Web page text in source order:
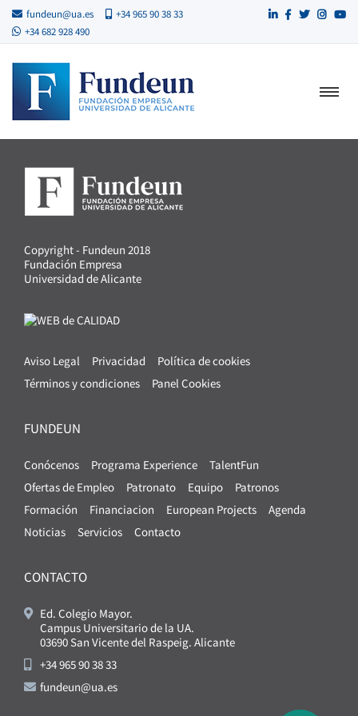
fundeun@ua.es
+34 965 90 38 33
+34 682 928 490
Copyright - Fundeun 2018
Fundación Empresa
Universidad de Alicante
Aviso Legal Privacidad
Política de cookies
Términos y condiciones
Panel Cookies
FUNDEUN
Conócenos Programa Experience
TalentFun
Ofertas de Empleo
Patronato Equipo
Patronos
Formación
Financiacion European Projects
Agenda
Noticias
Servicios Contacto
CONTACTO
Ed. Colegio Mayor.
Campus Universitario de la UA.
03690 San Vicente del Raspeig. Alicante
+34 965 90 38 33
fundeun@ua.es